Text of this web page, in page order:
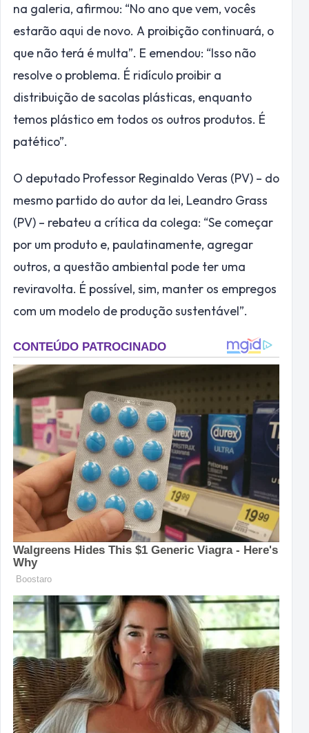
na galeria, afirmou: “No ano que vem, vocês
estarão aqui de novo. A proibição continuará, o
que não terá é multa”. E emendou: “Isso não
resolve o problema. É ridículo proibir a
distribuição de sacolas plásticas, enquanto
temos plástico em todos os outros produtos. É
patético”.
O deputado Professor Reginaldo Veras (PV) – do
mesmo partido do autor da lei, Leandro Grass
(PV) – rebateu a crítica da colega: “Se começar
por um produto e, paulatinamente, agregar
outros, a questão ambiental pode ter uma
reviravolta. É possível, sim, manter os empregos
com um modelo de produção sustentável”.